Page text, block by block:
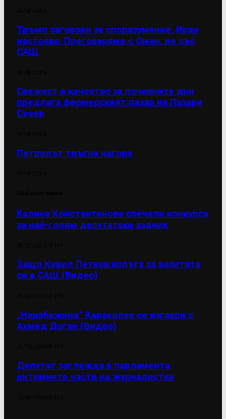
Тръмп заговори за споразумение, Иран
настоява: Преговаряме с Оман, не със
САЩ
Свежест и качество за почивните дни
предлага фермерският пазар на Пазари
Север
Петролът тръгна нагоре
Калина Константинова спечели конкурса
за най-голям депутатски задник
Защо Кирил Петков излъга за визитата
си в САЩ (Видео)
„Неизбежния“ Караколев се изгаври с
Ахмед Доган (Видео)
Депутат заглежда в парламента
интимните части на журналистки